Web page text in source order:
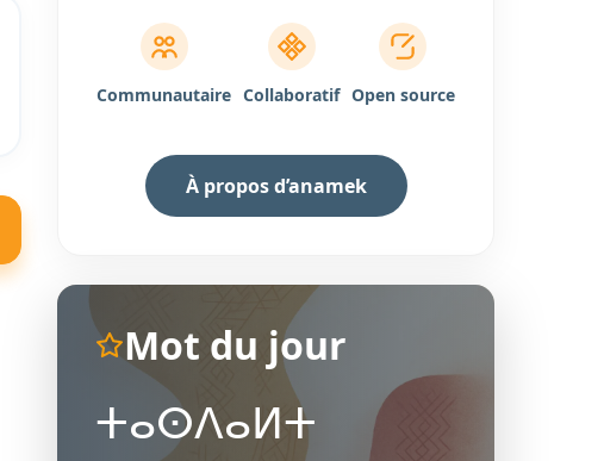
Communautaire Collaboratif Open source
À propos d’anamek
Mot du jour
ⵜⴰⵙⴷⴰⵍⵜ